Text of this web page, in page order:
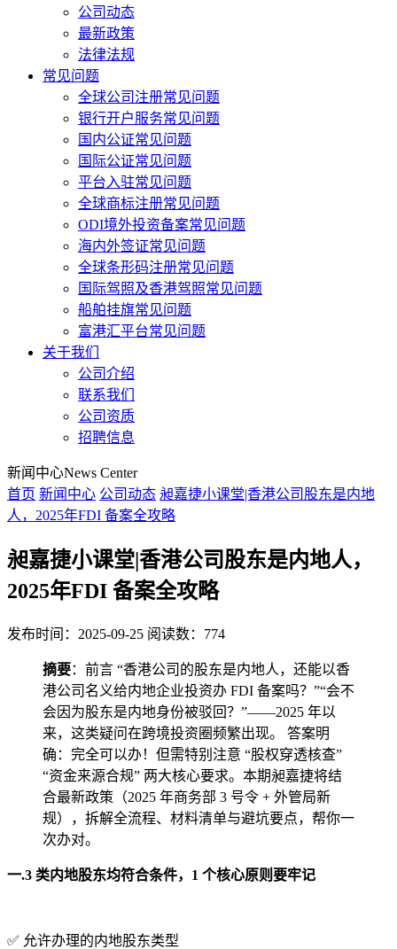
公司动态
最新政策
法律法规
常见问题
全球公司注册常见问题
银行开户服务常见问题
国内公证常见问题
国际公证常见问题
平台入驻常见问题
全球商标注册常见问题
ODI境外投资备案常见问题
海内外签证常见问题
全球条形码注册常见问题
国际驾照及香港驾照常见问题
船舶挂旗常见问题
富港汇平台常见问题
关于我们
公司介绍
联系我们
公司资质
招聘信息
新闻中心News Center
首页 新闻中心 公司动态 昶嘉捷小课堂|香港公司股东是内地
人，2025年FDI 备案全攻略
昶嘉捷小课堂|香港公司股东是内地人，
2025年FDI 备案全攻略
发布时间：2025-09-25 阅读数：774
摘要：前言 “香港公司的股东是内地人，还能以香
港公司名义给内地企业投资办 FDI 备案吗？”“会不
会因为股东是内地身份被驳回？”——2025 年以
来，这类疑问在跨境投资圈频繁出现。 答案明
确：完全可以办！但需特别注意 “股权穿透核查”
“资金来源合规” 两大核心要求。本期昶嘉捷将结
合最新政策（2025 年商务部 3 号令 + 外管局新
规），拆解全流程、材料清单与避坑要点，帮你一
次办对。
一.3 类内地股东均符合条件，1 个核心原则要牢记
✅ 允许办理的内地股东类型